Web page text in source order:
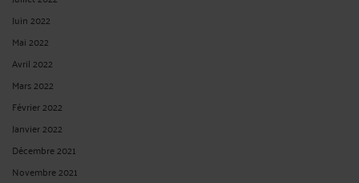
Juin 2022
Mai 2022
Avril 2022
Mars 2022
Février 2022
Janvier 2022
Décembre 2021
Novembre 2021